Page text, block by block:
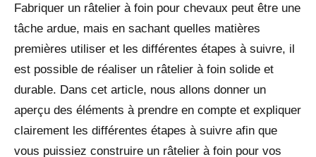
Fabriquer un râtelier à foin pour chevaux peut être une
tâche ardue, mais en sachant quelles matières
premières utiliser et les différentes étapes à suivre, il
est possible de réaliser un râtelier à foin solide et
durable. Dans cet article, nous allons donner un
aperçu des éléments à prendre en compte et expliquer
clairement les différentes étapes à suivre afin que
vous puissiez construire un râtelier à foin pour vos